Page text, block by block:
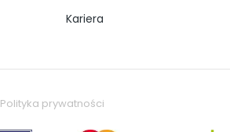
Kariera
Polityka prywatności